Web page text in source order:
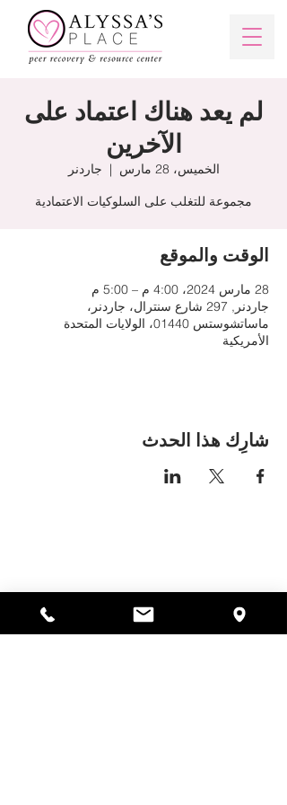
لم يعد هناك اعتماد على
الآخرين
الخميس، 28 مارس
  |
جاردنر
مجموعة للتغلب على السلوكيات الاعتمادية
الوقت والموقع
28 مارس 2024، 4:00 م – 5:00 م
جاردنر, 297 شارع سنترال، جاردنر،
ماساتشوستس 01440، الولايات المتحدة
الأمريكية
شارِك هذا الحدث
ماساتشوستس 01440
978-364-0920